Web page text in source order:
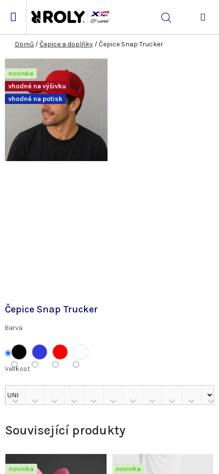
Hledat
Domů /Čepice a doplňky /Čepice Snap Trucker
Čepice Snap Trucker
Barva
Velikost
novinka
vhodné na výšivku
vhodné na potisk
Související produkty
novinka novinka